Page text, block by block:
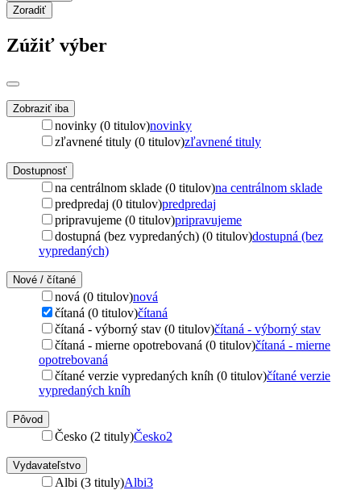
Zoradiť
Zúžiť výber
Zobraziť iba
novinky (0 titulov)novinky
zľavnené tituly (0 titulov)zľavnené tituly
Dostupnosť
na centrálnom sklade (0 titulov)na centrálnom sklade
predpredaj (0 titulov)predpredaj
pripravujeme (0 titulov)pripravujeme
dostupná (bez vypredaných) (0 titulov)dostupná (bez
vypredaných)
Nové / čítané
nová (0 titulov)nová
čítaná (0 titulov)čítaná
čítaná - výborný stav (0 titulov)čítaná - výborný stav
čítaná - mierne opotrebovaná (0 titulov)čítaná - mierne
opotrebovaná
čítané verzie vypredaných kníh (0 titulov)čítané verzie
vypredaných kníh
Pôvod
Česko (2 tituly)Česko2
Vydavateľstvo
Albi (3 tituly)Albi3